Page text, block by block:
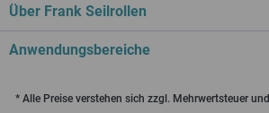
Über Frank Seilrollen
Anwendungsbereiche
* Alle Preise verstehen sich zzgl. Mehrwertsteuer und